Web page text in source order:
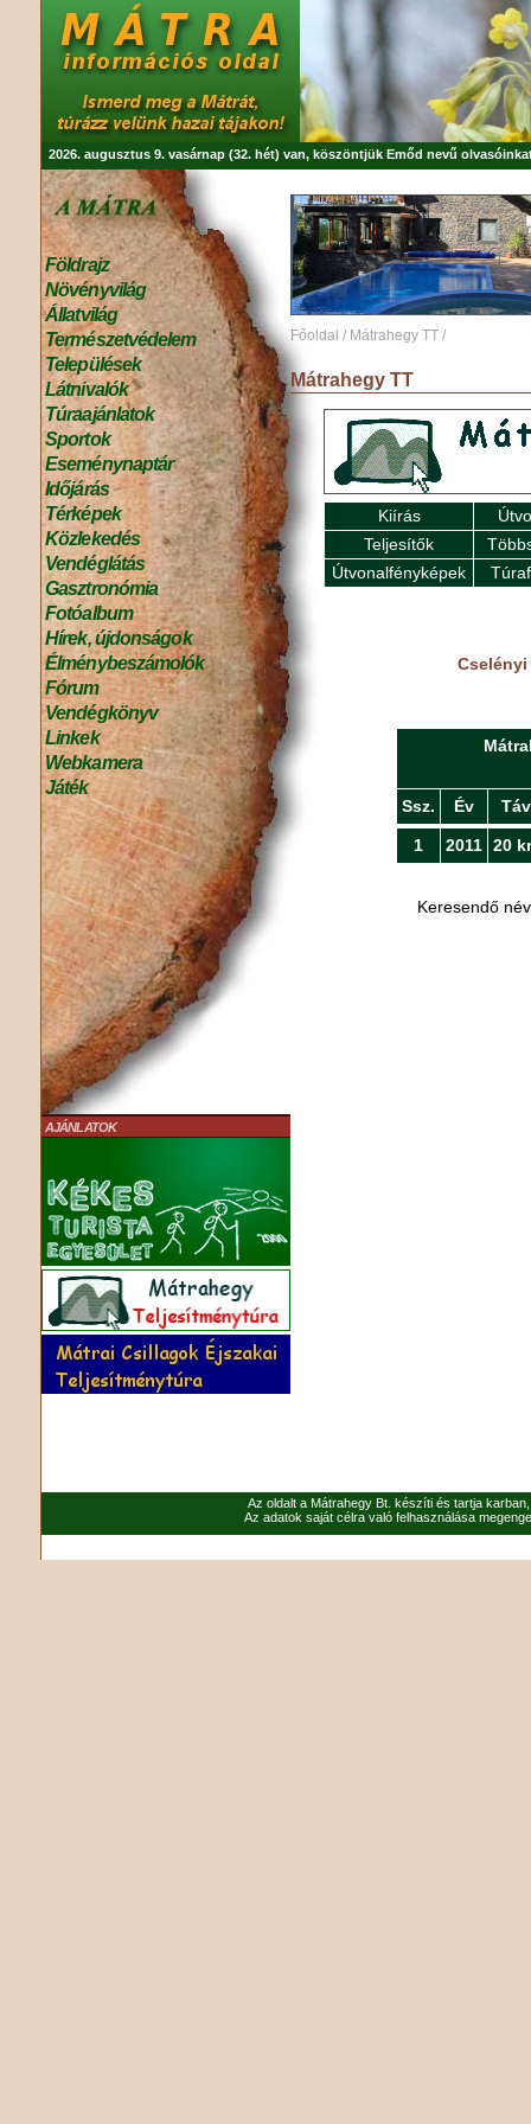
2026. augusztus 9. vasárnap (32. hét) van, köszöntjük Emőd nevű
Földrajz
Növényvilág
Állatvilág
Természetvédelem
Települések
Látnivalók
Túraajánlatok
Sportok
Eseménynaptár
Időjárás
Térképek
Közlekedés
Vendéglátás
Gasztronómia
Fotóalbum
Hírek, újdonságok
Élménybeszámolók
Fórum
Vendégkönyv
Linkek
Webkamera
Játék
AJÁNLATOK
Főoldal / Mátrahegy TT /
Mátrahegy TT
Kiírás
Teljesítők
Útvonalfényképek
Cselényi
Ssz. Év Táv
1 2011 20
Keresendő
Az oldalt a Mátrahegy Bt. készíti és tartja
Az adatok saját célra való felhasználása